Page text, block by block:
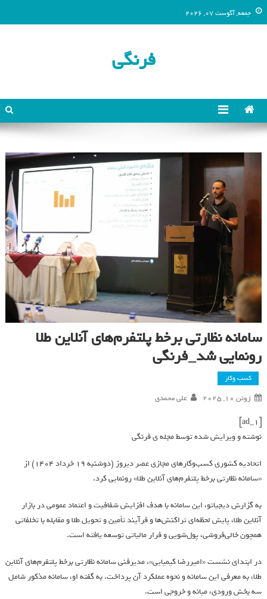
جمعه, آگوست 07, 2026
فرنگی
سامانه نظارتی برخط پلتفرم‌های آنلاین طلا
رونمایی شد_فرنگی
کسب وکار
ژوئن 10, 2025 علی محمدی
نوشته و ویرایش شده توسط مجله ی فرنگی
اتحادیه کشوری کسب‌وکارهای مجازی عصر دیروز (دوشنبه 19 خرداد 1404) از
«سامانه نظارتی برخط پلتفرم‌های آنلاین طلا» رونمایی کرد.
به گزارش دیجیاتو، این سامانه با هدف افزایش شفافیت و اعتماد عمومی در بازار
آنلاین طلا، پایش لحظه‌ای تراکنش‌ها و فرآیند تأمین و تحویل طلا و مقابله با تخلفاتی
همچون خالی‌فروشی، پول‌شویی و فرار مالیاتی توسعه یافته است.
در ابتدای نشست «امیررضا کیمیایی»، مدیرفنی سامانه نظارتی برخط پلتفرم‌های آنلاین
طلا، به معرفی این سامانه و نحوه عملکرد آن پرداخت. به گفته او، سامانه مذکور شامل
سه بخش ورودی، میانه و خروجی است.